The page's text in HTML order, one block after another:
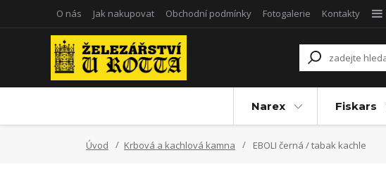
O nás Jak nakupovat Obchodní podmínky Fotogalerie Kontakty
Narex Fiskars
Úvod Krbová a kachlová kamna EBOLI černá / tabak kachle